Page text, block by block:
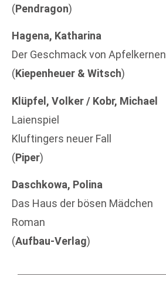
(Pendragon)
Hagena, Katharina
Der Geschmack von Apfelkernen
(Kiepenheuer & Witsch)
Klüpfel, Volker / Kobr, Michael
Laienspiel
Kluftingers neuer Fall
(Piper)
Daschkowa, Polina
Das Haus der bösen Mädchen
Roman
(Aufbau-Verlag)